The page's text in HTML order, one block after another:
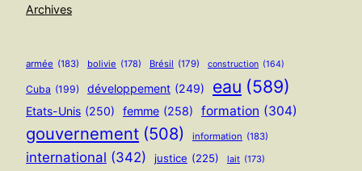
Archives
armée (183) bolivie (178) Brésil (179) construction (164)
Cuba (199) développement (249) eau (589)
Etats-Unis (250) femme (258) formation (304)
gouvernement (508) information (183)
international (342) justice (225) lait (173)